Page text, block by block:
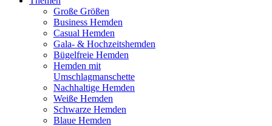
Große Größen
Business Hemden
Casual Hemden
Gala- & Hochzeitshemden
Bügelfreie Hemden
Hemden mit
Umschlagmanschette
Nachhaltige Hemden
Weiße Hemden
Schwarze Hemden
Blaue Hemden